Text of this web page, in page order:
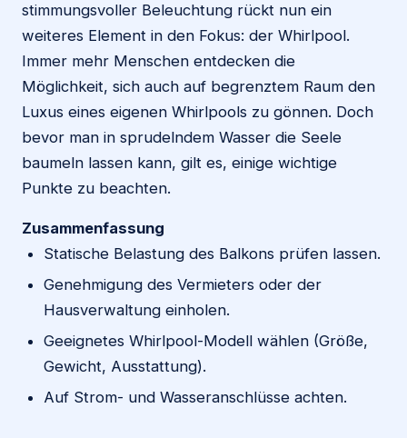
stimmungsvoller Beleuchtung rückt nun ein
weiteres Element in den Fokus: der Whirlpool.
Immer mehr Menschen entdecken die
Möglichkeit, sich auch auf begrenztem Raum den
Luxus eines eigenen Whirlpools zu gönnen. Doch
bevor man in sprudelndem Wasser die Seele
baumeln lassen kann, gilt es, einige wichtige
Punkte zu beachten.
Zusammenfassung
Statische Belastung des Balkons prüfen lassen.
Genehmigung des Vermieters oder der
Hausverwaltung einholen.
Geeignetes Whirlpool-Modell wählen (Größe,
Gewicht, Ausstattung).
Auf Strom- und Wasseranschlüsse achten.